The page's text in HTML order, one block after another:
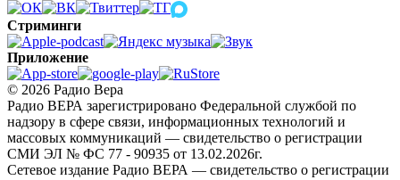
Стриминги
Приложение
© 2026 Радио Вера
Радио ВЕРА зарегистрировано Федеральной службой по
надзору в сфере связи, информационных технологий и
массовых коммуникаций — свидетельство о регистрации
СМИ ЭЛ № ФС 77 - 90935 от 13.02.2026г.
Сетевое издание Радио ВЕРА — свидетельство о регистрации